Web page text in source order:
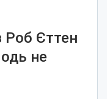
Роб Єттен
не